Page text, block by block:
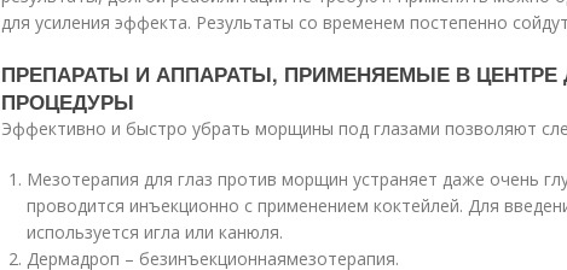
для усиления эффекта. Результаты со временем постепенно
ПРЕПАРАТЫ И АППАРАТЫ, ПРИМЕНЯЕМЫЕ В ЦЕНТРЕ
ПРОЦЕДУРЫ
Эффективно и быстро убрать морщины под глазами позволяют
Мезотерапия для глаз против морщин устраняет даже очень
проводится инъекционно с применением коктейлей. Для
используется игла или канюля.
Дермадроп – безинъекционнаямезотерапия.